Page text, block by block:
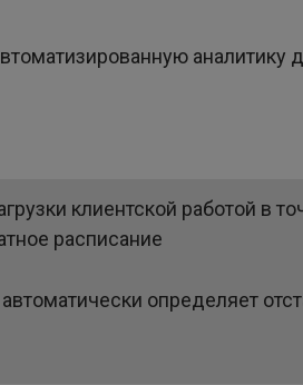
аналитику
клиентской работой в
расписание
определяет